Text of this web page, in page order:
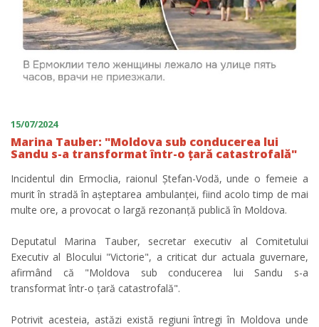
15/07/2024
Marina Tauber: "Moldova sub conducerea lui
Sandu s-a transformat într-o țară catastrofală"
Incidentul din Ermoclia, raionul Ștefan-Vodă, unde o femeie a
murit în stradă în așteptarea ambulanței, fiind acolo timp de mai
multe ore, a provocat o largă rezonanță publică în Moldova.
Deputatul Marina Tauber, secretar executiv al Comitetului
Executiv al Blocului "Victorie", a criticat dur actuala guvernare,
afirmând că "Moldova sub conducerea lui Sandu s-a
transformat într-o țară catastrofală".
Potrivit acesteia, astăzi există regiuni întregi în Moldova unde